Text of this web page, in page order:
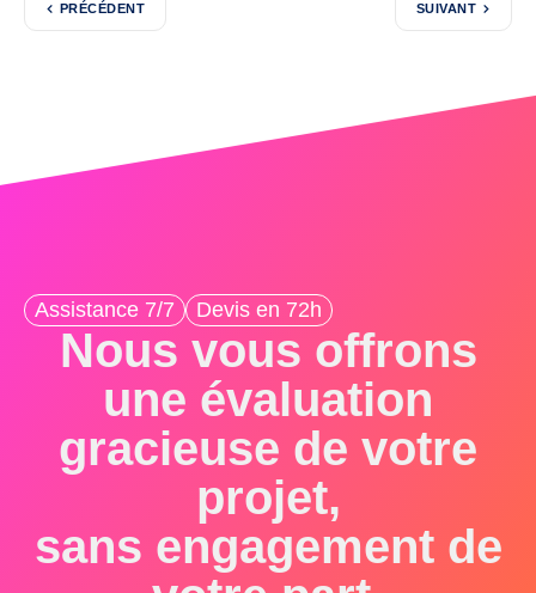
PRÉCÉDENT SUIVANT
Assistance 7/7 Devis en 72h
Nous vous offrons
une évaluation
gracieuse de votre
projet,
sans engagement de